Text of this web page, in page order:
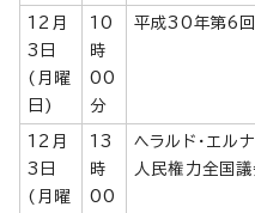
12月
3日
(月曜
日)
10
時
00
分
平成30年第6
12月
3日
(月曜
13
時
00
ヘラルド・エル
人民権力全国